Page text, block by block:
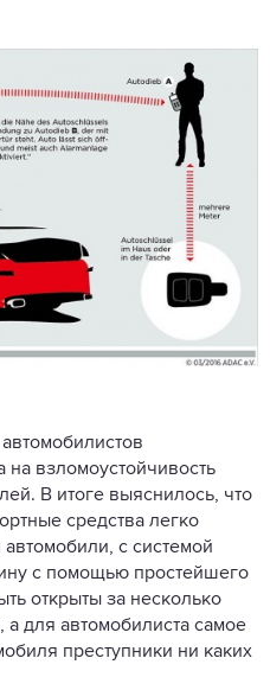
на взломоустойчивость
В итоге выяснилось, что
средства легко
с системой
с помощью простейшего
открыты за несколько
для автомобилиста самое
преступники ни каких